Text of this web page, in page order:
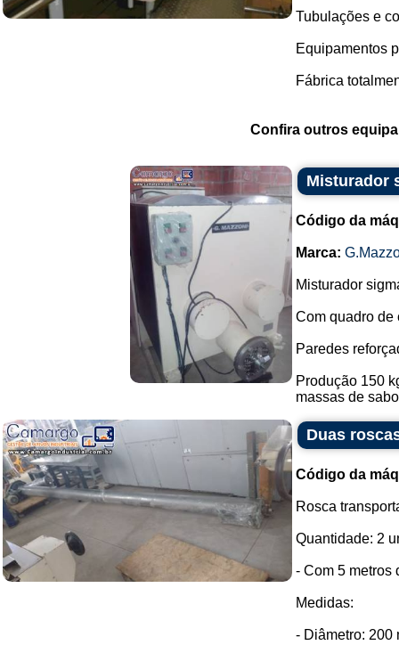
Tubulações e
Equipamentos
Fábrica
Confira outros
Misturador
Código da
Marca:
Misturador
Com quadro de
Paredes
Produção 150
massas de
Duas
Código da
Rosca
Quantidade: 2
- Com 5 metros
Medidas:
- Diâmetro: 200